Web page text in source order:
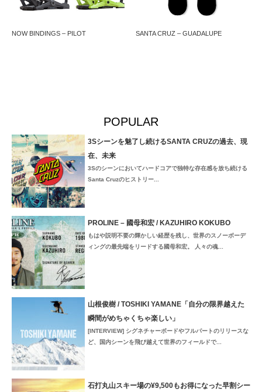
NOW BINDINGS – PILOT SANTA CRUZ – GUADALUPE
POPULAR
3Sシーンを魅了し続けるSANTA CRUZの過去、現
在、未来
3Sのシーンにおいてハードコアで独特な存在感を放ち続ける
Santa Cruzのヒストリー...
PROLINE – 國母和宏 / KAZUHIRO KOKUBO
もはや説明不要の輝かしい経歴を残し、世界のスノーボーデ
ィングの最先端をリードする國母和宏。 人々の魂...
山根俊樹 / TOSHIKI YAMANE「自分の限界越えた
瞬間がめちゃくちゃ楽しい」
[INTERVIEW] シグネチャーボードやフルパートのリリースな
ど、国内シーンを飛び越えて世界のフィールドで...
石打丸山スキー場の¥9,500もお得になった早割シー